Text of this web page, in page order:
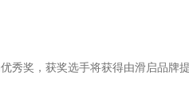
秀奖，获奖选手将获得由滑启品牌